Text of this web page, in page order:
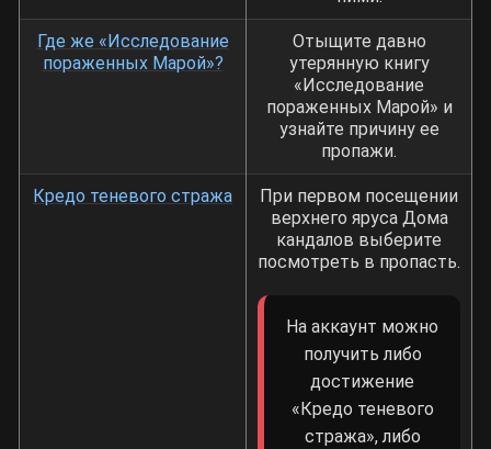
Где же «Исследование
пораженных Марой»?
Отыщите давно
утерянную книгу
«Исследование
пораженных Марой» и
узнайте причину ее
пропажи.
Кредо теневого стража
При первом посещении
верхнего яруса Дома
кандалов выберите
посмотреть в пропасть.
На аккаунт можно
получить либо
достижение
«Кредо теневого
стража», либо